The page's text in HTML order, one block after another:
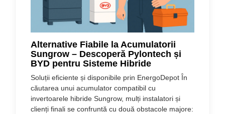
Alternative Fiabile la Acumulatorii
Sungrow – Descoperă Pylontech și
BYD pentru Sisteme Hibride
Soluții eficiente și disponibile prin EnergoDepot În
căutarea unui acumulator compatibil cu
invertoarele hibride Sungrow, mulți instalatori și
clienți finali se confruntă cu două obstacole majore: